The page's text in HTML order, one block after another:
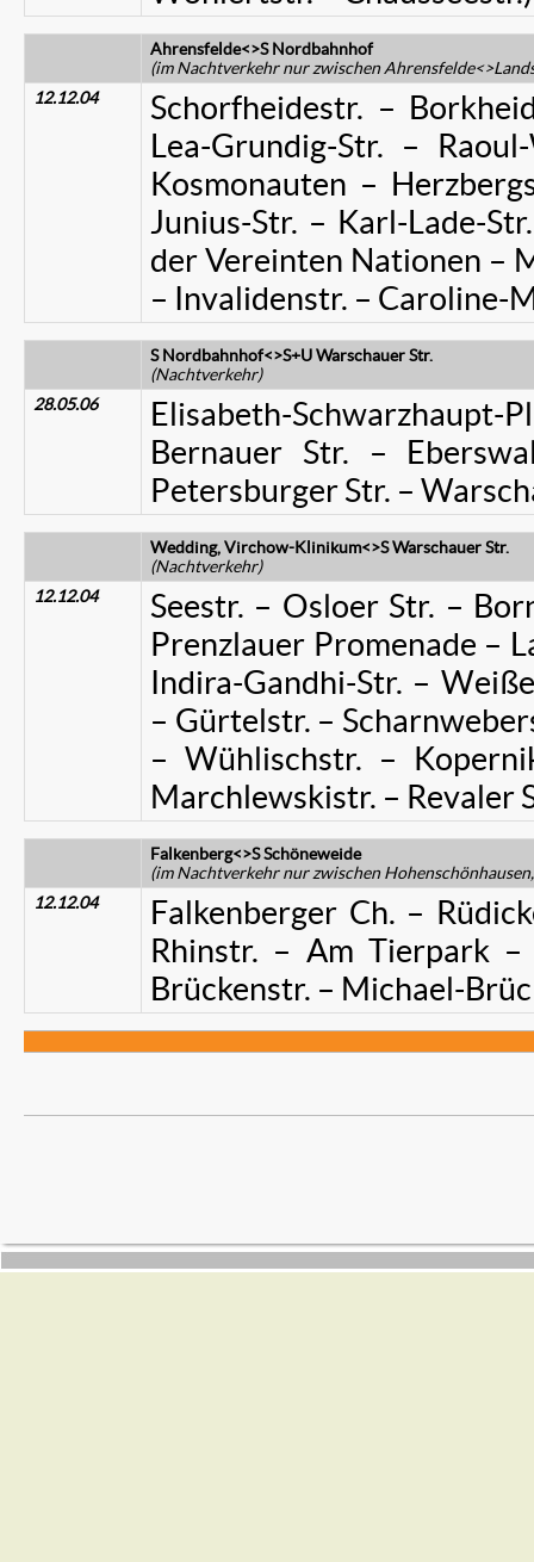
Ahrensfelde<>S Nordbahnhof
(im Nachtverkehr nur zwischen
12.12.04
Schorfheidestr. –
Lea-Grundig-Str. –
Kosmonauten –
Junius-Str. – Karl-Lade-
der Vereinten Nationen –
– Invalidenstr. – Caroline-
S Nordbahnhof<>S+U Warschauer Str.
(Nachtverkehr)
28.05.06
Elisabeth-
Bernauer Str. –
Petersburger Str. –
Wedding, Virchow-Klinikum<>S Warschauer Str.
(Nachtverkehr)
12.12.04
Seestr. – Osloer Str. –
Prenzlauer Promenade –
Indira-Gandhi-Str. –
– Gürtelstr. –
– Wühlischstr. –
Marchlewskistr. – Revaler
Falkenberg<>S Schöneweide
(im Nachtverkehr nur zwischen
12.12.04
Falkenberger Ch. –
Rhinstr. – Am Tierpark –
Brückenstr. – Michael-